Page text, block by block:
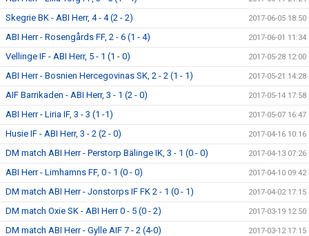
Skegrie BK - ABI Herr, 4 - 4 (2 - 2) 2017-06-05 18:50
ABI Herr - Rosengårds FF, 2 - 6 (1 - 4) 2017-06-01 11:34
Vellinge IF - ABI Herr, 5 - 1 (1 - 0) 2017-05-28 12:00
ABI Herr - Bosnien Hercegovinas SK, 2 - 2 (1 - 1) 2017-05-21 14:28
AIF Barrikaden - ABI Herr, 3 - 1 (2 - 0) 2017-05-14 17:58
ABI Herr - Liria IF, 3 - 3 (1 -1) 2017-05-07 16:47
Husie IF - ABI Herr, 3 - 2 (2 - 0) 2017-04-16 10:16
DM match ABI Herr - Perstorp Bälinge IK, 3 - 1 (0 - 0) 2017-04-13 07:26
ABI Herr - Limhamns FF, 0 - 1 (0 - 0) 2017-04-10 09:42
DM match ABI Herr - Jonstorps IF FK 2 - 1 (0 - 1) 2017-04-02 17:15
DM match Oxie SK - ABI Herr 0 - 5 (0 - 2) 2017-03-19 12:50
DM match ABI Herr - Gylle AIF 7 - 2 (4-0) 2017-03-12 17:15